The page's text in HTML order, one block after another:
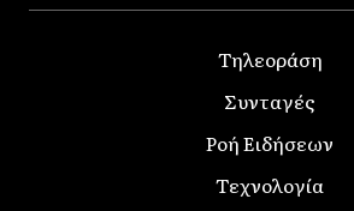
Τηλεοράση
Συνταγές
Ροή Ειδήσεων
Τεχνολογία